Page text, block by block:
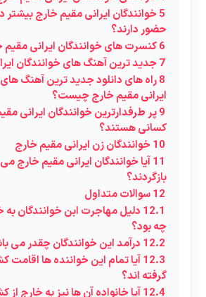
5 خوانندگان ایرانی مقیم خارج بیشتر
حضور دارند؟
6کنسرت های خوانندگان ایرانی مقیم
7 جدید ترین آهنگ های خوانندگان
8راه های دانلود جدید ترین آهنگ
ایرانی مقیم خارج چیست؟
9پر طرفدارترین خوانندگان ایرانی
کسانی هستند؟
10 خوانندگان زن ایرانی مقیم خارج
11آیا خوانندگان ایرانی مقیم خارج می
بازگردند؟
12سوالات متداول
12.1 دلیل مهاجرت ابن خوانندگان به
چه بود؟
12.2 درآمد این خوانندگان چقدر می
12.3آیا تمام این خواننده ها اقامت
گرفته اند؟
12.4آیا خانواده آن ها نیز به خارج